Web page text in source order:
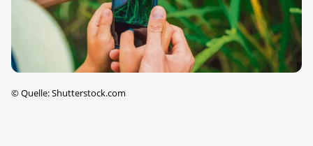
©Quelle: Shutterstock.com